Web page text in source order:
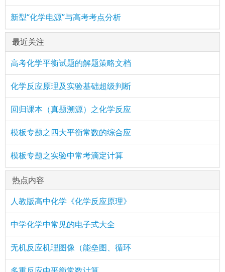
新型“化学电源”与高考考点分析
最近关注
高考化学平衡试题的解题策略文档
化学反应原理及实验基础超级判断
回归课本（真题溯源）之化学反应
模板专题之四大平衡常数的综合应
模板专题之实验中常考滴定计算
热点内容
人教版高中化学《化学反应原理》
中学化学中常见的电子式大全
无机反应机理图像（能垒图、循环